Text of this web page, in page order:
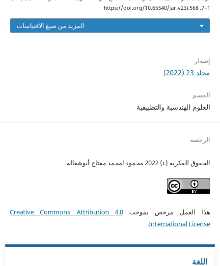
1–7. https://doi.org/10.65540/jar.v23i.568
المزيد من صيغ الاقتباسات
إصدار
مجلد 23 (2022)
القسم
العلوم الهندسية والتطبيقية
الرخصة
الحقوق الفكرية (c) 2022 محمود امحمد مفتاح أبوشعالة
هذا العمل مرخص بموجبCreative Commons Attribution 4.0
International License
.
اللغة